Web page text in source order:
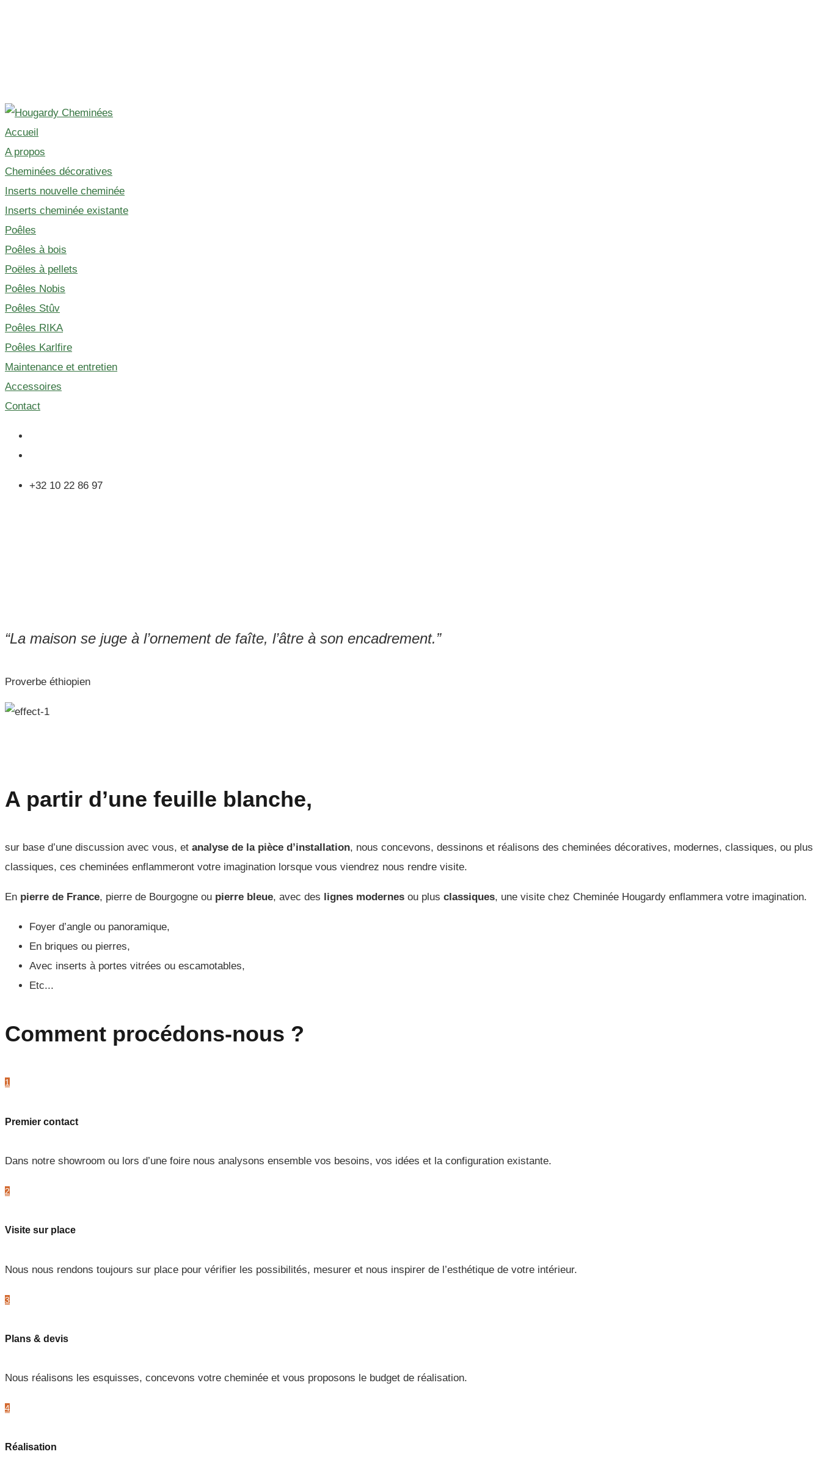
Skip
to
content
Accueil
A propos
Cheminées décoratives
Inserts nouvelle cheminée
Inserts cheminée existante
Poêles
Poêles à bois
Poëles à pellets
Poêles Nobis
Poêles Stûv
Poêles RIKA
Poêles Karlfire
Maintenance et entretien
Accessoires
Contact
+32 10 22 86 97
“La maison se juge à l’ornement de faîte, l’âtre à son encadrement.”
Proverbe éthiopien
A partir d’une feuille blanche,
sur base d’une discussion avec vous, et analyse de la pièce d’installation, nous concevons, dessinons et réalisons des cheminées décoratives, modernes, classiques, ou plus
classiques, ces cheminées enflammeront votre imagination lorsque vous viendrez nous rendre visite.
En pierre de France, pierre de Bourgogne ou pierre bleue, avec des lignes modernes ou plus classiques, une visite chez Cheminée Hougardy enflammera votre imagination.
Foyer d’angle ou panoramique,
En briques ou pierres,
Avec inserts à portes vitrées ou escamotables,
Etc...
Comment procédons-nous ?
1
Premier contact
Dans notre showroom ou lors d’une foire nous analysons ensemble vos besoins, vos idées et la configuration existante.
2
Visite sur place
Nous nous rendons toujours sur place pour vérifier les possibilités, mesurer et nous inspirer de l’esthétique de votre intérieur.
3
Plans & devis
Nous réalisons les esquisses, concevons votre cheminée et vous proposons le budget de réalisation.
4
Réalisation